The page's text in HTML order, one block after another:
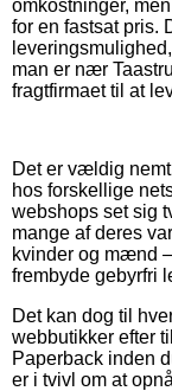
omkostninger,
for en fastsat pris.
man er nær
fragtfirmaet til at
Det er vældig
hos forskellige
webshops set sig
mange af deres
kvinder og mænd
frembyde gebyrfri
Det kan dog til
webbutikker efter
Paperback inden
er i tvivl om at